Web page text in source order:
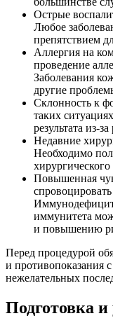
Острые
Любое
препятствием
Аллергия на
проведение
Заболевания
другие
Склонность к
таких
результата из-
Недавние
Необходимо
Повышенная
иммунитета
и повышению
Перед процедурой
и противопоказания
нежелательных
Подготовка и